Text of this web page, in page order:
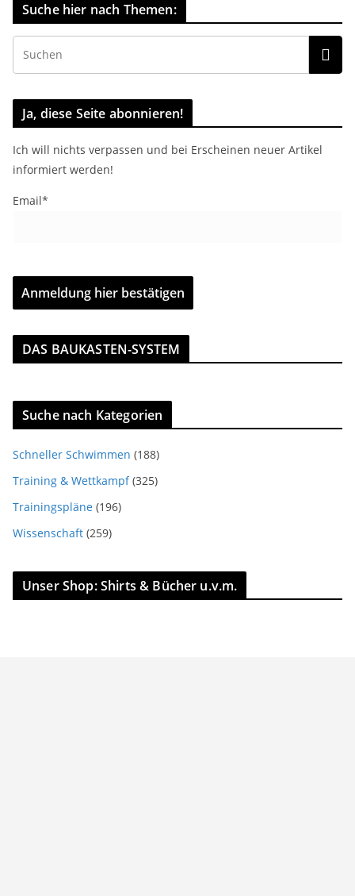
Suche hier nach Themen:
Ja, diese Seite abonnieren!
Ich will nichts verpassen und bei Erscheinen neuer Artikel
informiert werden!
Email*
DAS BAUKASTEN-SYSTEM
Suche nach Kategorien
Schneller Schwimmen (188)
Training & Wettkampf(325)
Trainingspläne (196)
Wissenschaft (259)
Unser Shop: Shirts & Bücher u.v.m.